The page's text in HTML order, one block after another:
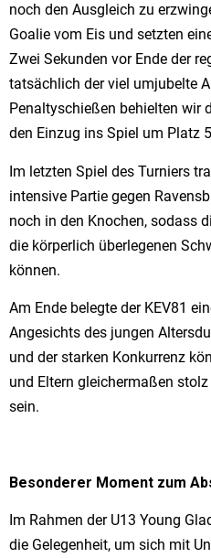
noch den Ausgleich zu
Goalie vom Eis und setzten
Zwei Sekunden vor Ende der
tatsächlich der viel umjubelte
Penaltyschießen behielten wir
den Einzug ins Spiel um Platz
Im letzten Spiel des Turniers
intensive Partie gegen
noch in den Knochen, sodass
die körperlich überlegenen
können.
Am Ende belegte der KEV81
Angesichts des jungen
und der starken Konkurrenz
und Eltern gleichermaßen
sein.
Besonderer Moment zum
Im Rahmen der U13 Young
die Gelegenheit, um sich mit